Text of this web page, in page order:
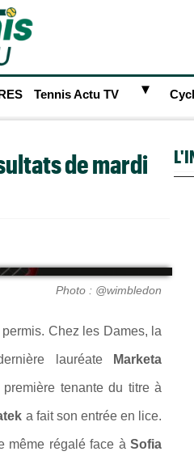
Tennis Actu TV ►
de mardi
Photo : @wimbledon
Chez les Dames, la
lauréate Marketa
tenante du titre à
a fait son entrée en lice.
même régalé face à Sofia